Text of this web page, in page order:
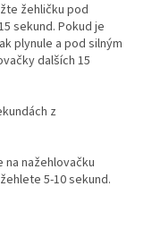
žehličku pod
sekund. Pokud je
plynule a pod silným
dalších 15
z
nažehlovačku
5-10 sekund.